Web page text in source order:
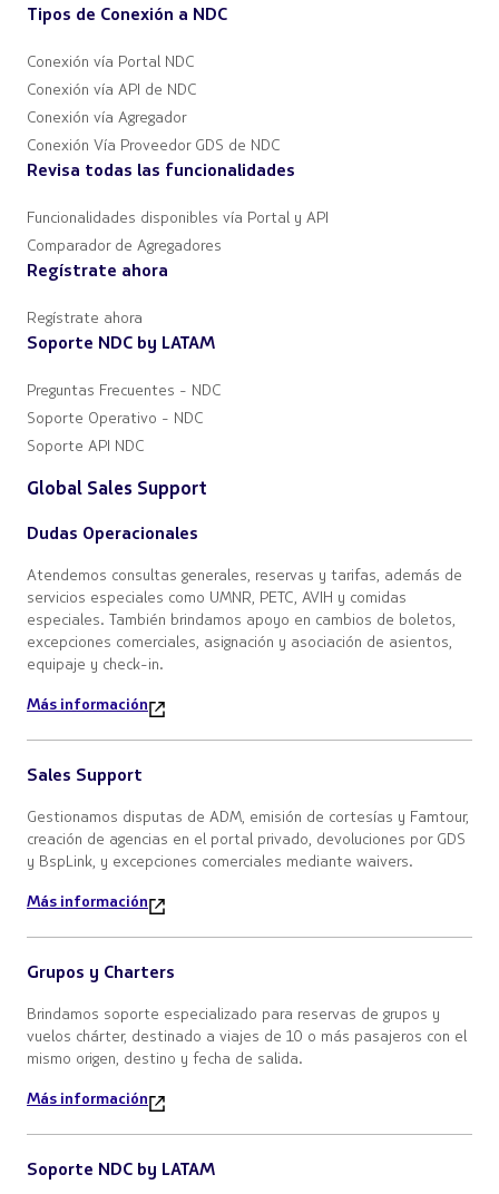
Tipos de Conexión a NDC
Conexión vía Portal NDC
Conexión vía API de NDC
Conexión vía Agregador
Conexión Vía Proveedor GDS de NDC
Revisa todas las funcionalidades
Funcionalidades disponibles vía Portal y API
Comparador de Agregadores
Regístrate ahora
Regístrate ahora
Soporte NDC by LATAM
Preguntas Frecuentes - NDC
Soporte Operativo - NDC
Soporte API NDC
Global Sales Support
Dudas Operacionales
Atendemos consultas generales, reservas y tarifas, además de
servicios especiales como UMNR, PETC, AVIH y comidas
especiales. También brindamos apoyo en cambios de boletos,
excepciones comerciales, asignación y asociación de asientos,
equipaje y check-in.
Más información
Sales Support
Gestionamos disputas de ADM, emisión de cortesías y Famtour,
creación de agencias en el portal privado, devoluciones por GDS
y BspLink, y excepciones comerciales mediante waivers.
Más información
Grupos y Charters
Brindamos soporte especializado para reservas de grupos y
vuelos chárter, destinado a viajes de 10 o más pasajeros con el
mismo origen, destino y fecha de salida.
Más información
Soporte NDC by LATAM